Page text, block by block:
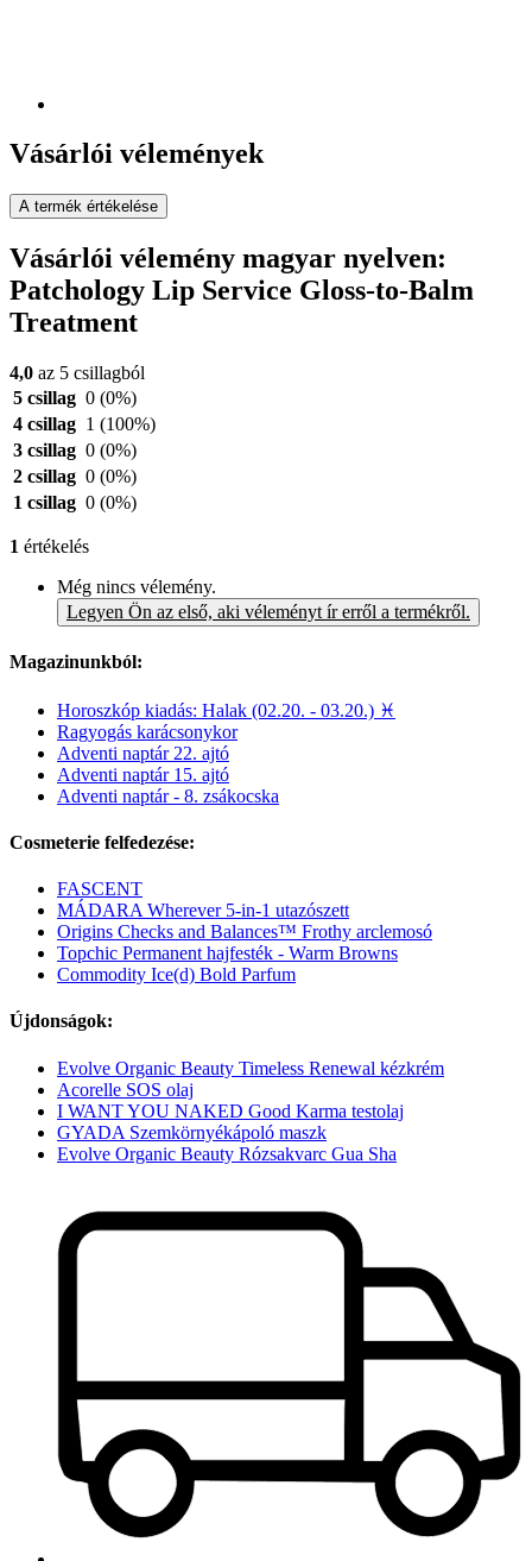
Vásárlói vélemények
A termék értékelése
Vásárlói vélemény magyar nyelven:
Patchology Lip Service Gloss-to-Balm
Treatment
4,0 az 5 csillagból
5 csillag 0 (0%)
4 csillag 1 (100%)
3 csillag 0 (0%)
2 csillag 0 (0%)
1 csillag 0 (0%)
1 értékelés
Még nincs vélemény.
Legyen Ön az első, aki véleményt ír erről a termékről.
Magazinunkból:
Horoszkóp kiadás: Halak (02.20. - 03.20.) ♓
Ragyogás karácsonykor
Adventi naptár 22. ajtó
Adventi naptár 15. ajtó
Adventi naptár - 8. zsákocska
Cosmeterie felfedezése:
FASCENT
MÁDARA Wherever 5-in-1 utazószett
Origins Checks and Balances™ Frothy arclemosó
Topchic Permanent hajfesték - Warm Browns
Commodity Ice(d) Bold Parfum
Újdonságok:
Evolve Organic Beauty Timeless Renewal kézkrém
Acorelle SOS olaj
I WANT YOU NAKED Good Karma testolaj
GYADA Szemkörnyékápoló maszk
Evolve Organic Beauty Rózsakvarc Gua Sha